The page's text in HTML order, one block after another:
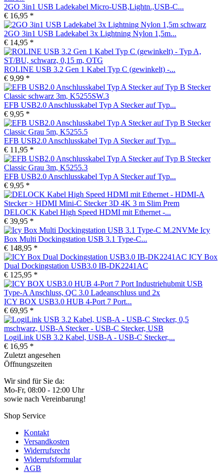
2GO 3in1 USB Ladekabel Micro-USB,Lightn.,USB-C...
€ 16,95 *
2GO 3in1 USB Ladekabel 3x Lightning Nylon 1,5m...
€ 14,95 *
ROLINE USB 3.2 Gen 1 Kabel Typ C (gewinkelt) -...
€ 9,99 *
EFB USB2.0 Anschlusskabel Typ A Stecker auf Typ...
€ 9,95 *
EFB USB2.0 Anschlusskabel Typ A Stecker auf Typ...
€ 11,95 *
EFB USB2.0 Anschlusskabel Typ A Stecker auf Typ...
€ 9,95 *
DELOCK Kabel High Speed HDMI mit Ethernet -...
€ 39,95 *
Icy
Box Multi Dockingstation USB 3.1 Type-C...
€ 148,95 *
ICY Box
Dual Dockingstation USB3.0 IB-DK2241AC
€ 125,95 *
ICY BOX USB3.0 HUB 4-Port 7 Port...
€ 69,95 *
LogiLink USB 3.2 Kabel, USB-A - USB-C Stecker,...
€ 16,95 *
Zuletzt angesehen
Öffnungszeiten
Wir sind für Sie da:
Mo-Fr, 08:00 - 12:00 Uhr
sowie nach Vereinbarung!
Shop Service
Kontakt
Versandkosten
Widerrufsrecht
Widerrufsformular
AGB